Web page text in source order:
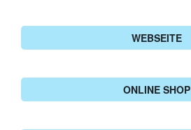
WEBSEITE
ONLINE SHOP